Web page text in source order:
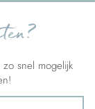
snel mogelijk